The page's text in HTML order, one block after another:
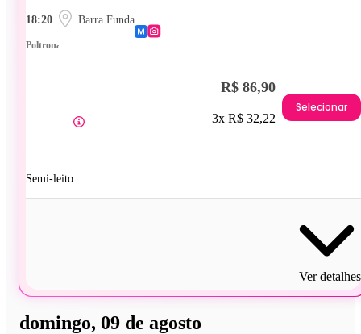
18:20 Barra Funda
Poltrona
Semi-leito
R$ 86,90
3x R$ 32,22
Selecionar
Ver detalhes
domingo, 09 de agosto